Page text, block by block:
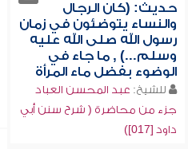
حديث: (كان الرجال
والنساء يتوضئون في زمان
رسول الله صلى الله عليه
وسلم...) , ما جاء في
الوضوء بفضل ماء المرأة
للشيخ: عبد المحسن العباد
جزء من محاضرة ( شرح سنن أبي
داود [017])